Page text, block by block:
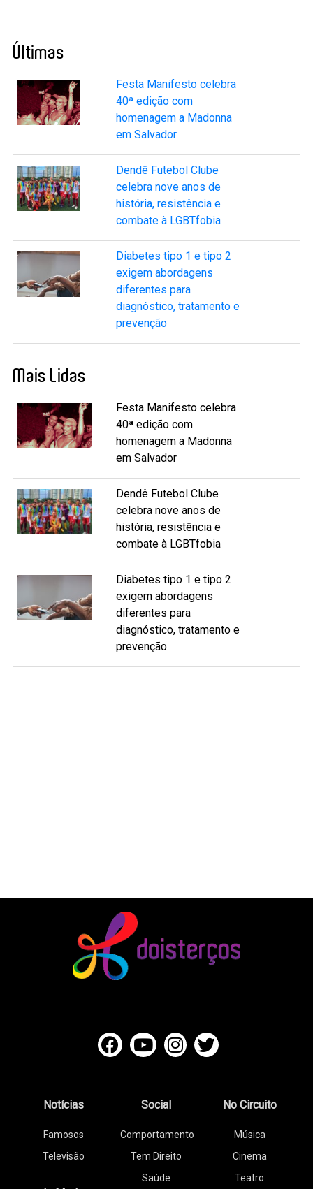
Últimas
Festa Manifesto celebra
40ª edição com
homenagem a Madonna
em Salvador
Dendê Futebol Clube
celebra nove anos de
história, resistência e
combate à LGBTfobia
Diabetes tipo 1 e tipo 2
exigem abordagens
diferentes para
diagnóstico, tratamento e
prevenção
Mais Lidas
Festa Manifesto celebra
40ª edição com
homenagem a Madonna
em Salvador
Dendê Futebol Clube
celebra nove anos de
história, resistência e
combate à LGBTfobia
Diabetes tipo 1 e tipo 2
exigem abordagens
diferentes para
diagnóstico, tratamento e
prevenção
Notícias
Famosos
Televisão
Social
Comportamento
Tem Direito
Saúde
No Circuito
Música
Cinema
Teatro